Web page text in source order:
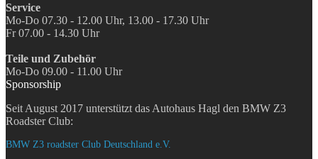
Service
Mo-Do 07.30 - 12.00 Uhr, 13.00 - 17.30 Uhr
Fr 07.00 - 14.30 Uhr
Teile und Zubehör
Mo-Do 09.00 - 11.00 Uhr
Sponsorship
Seit August 2017 unterstützt das Autohaus Hagl den BMW Z3
Roadster Club:
BMW Z3 roadster Club Deutschland e.V.